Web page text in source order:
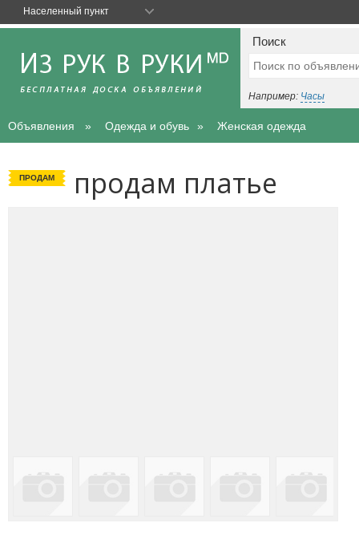
Поиск
Например: Часы
Объявления Одежда и обувь Женская одежда
ПРОДАМ продам платье
Населенный пункт